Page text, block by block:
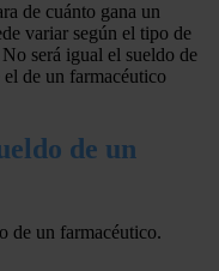
de cuánto gana un
variar según el tipo de
será igual el sueldo de
de un farmacéutico
de un
de un farmacéutico.